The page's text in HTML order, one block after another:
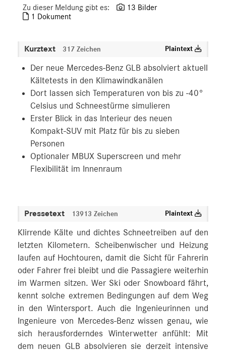
GLB
smart
G-Klasse
Marken & Produkte
ANSPRECHPARTNER
Zu dieser Meldung gibt es:
13 Bilder
1 Dokument
Kurztext 317 Zeichen Plaintext
Der neue Mercedes-Benz GLB absolviert aktuell
Kältetests in den Klimawindkanälen
Dort lassen sich Temperaturen von bis zu -40°
Celsius und Schneestürme simulieren
Erster Blick in das Interieur des neuen
Kompakt-SUV mit Platz für bis zu sieben
Personen
Optionaler MBUX Superscreen und mehr
Flexibilität im Innenraum
Pressetext 13913 Zeichen Plaintext
Klirrende Kälte und dichtes Schneetreiben auf den
letzten Kilometern. Scheibenwischer und Heizung
laufen auf Hochtouren, damit die Sicht für Fahrerin
oder Fahrer frei bleibt und die Passagiere weiterhin
im Warmen sitzen. Wer Ski oder Snowboard fährt,
kennt solche extremen Bedingungen auf dem Weg
in den Wintersport. Auch die Ingenieurinnen und
Ingenieure von Mercedes‑Benz wissen genau, wie
sich herausforderndes Winterwetter anfühlt: Mit
dem neuen GLB absolvieren sie derzeit intensive